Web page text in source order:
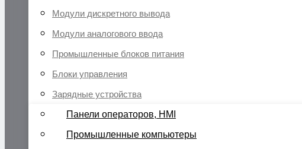
Модули дискретного вывода
Модули аналогового ввода
Промышленные блоков питания
Блоки управления
Зарядные устройства
Панели операторов, HMI
Промышленные компьютеры